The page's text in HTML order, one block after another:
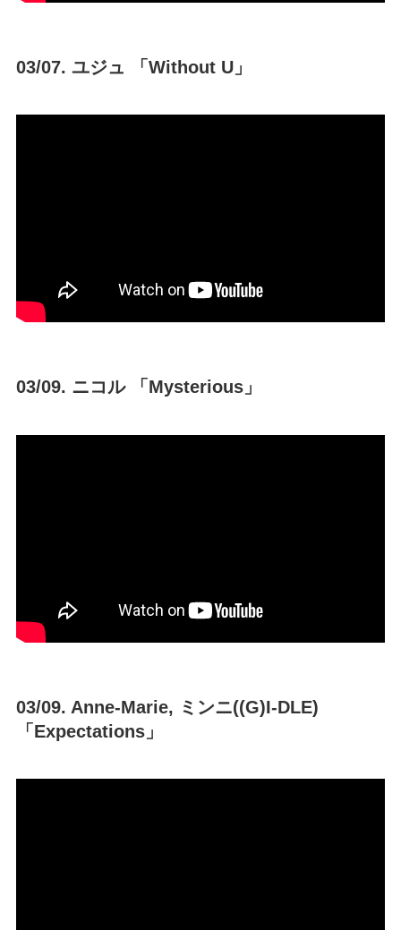
03/07. ユジュ 「Without U」
03/09. ニコル 「Mysterious」
03/09. Anne-Marie, ミンニ((G)I-DLE)
「Expectations」